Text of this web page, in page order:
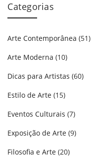
Categorias
Arte Contemporânea (51)
Arte Moderna (10)
Dicas para Artistas (60)
Estilo de Arte (15)
Eventos Culturais (7)
Exposição de Arte (9)
Filosofia e Arte (20)